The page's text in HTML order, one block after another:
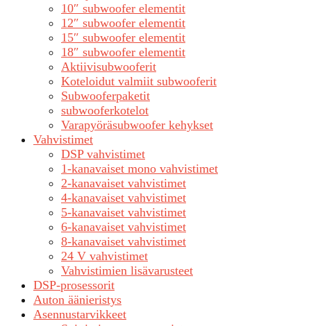
10″ subwoofer elementit
12″ subwoofer elementit
15″ subwoofer elementit
18″ subwoofer elementit
Aktiivisubwooferit
Koteloidut valmiit subwooferit
Subwooferpaketit
subwooferkotelot
Varapyöräsubwoofer kehykset
Vahvistimet
DSP vahvistimet
1-kanavaiset mono vahvistimet
2-kanavaiset vahvistimet
4-kanavaiset vahvistimet
5-kanavaiset vahvistimet
6-kanavaiset vahvistimet
8-kanavaiset vahvistimet
24 V vahvistimet
Vahvistimien lisävarusteet
DSP-prosessorit
Auton äänieristys
Asennustarvikkeet